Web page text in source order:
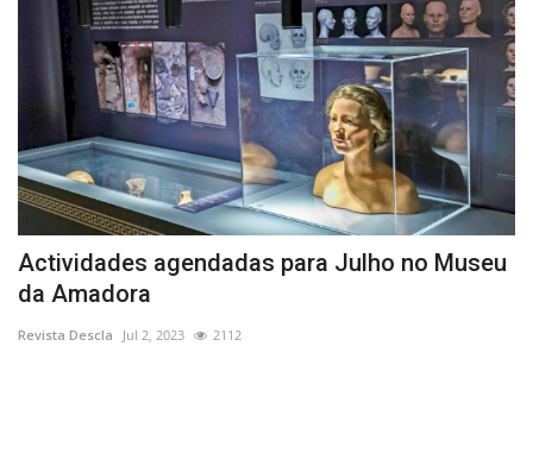
Actividades agendadas para Julho no Museu
da Amadora
Revista Descla Jul 2, 2023 2112